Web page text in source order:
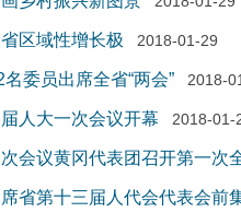
区域性增长极 2018-01-29
委员出席全省“两会” 2018-
人大一次会议开幕 2018-01-
会议黄冈代表团召开第一次
省第十三届人代会代表会前